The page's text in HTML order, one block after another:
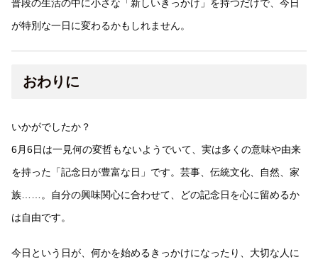
普段の生活の中に小さな「新しいきっかけ」を持つだけで、今日
が特別な一日に変わるかもしれません。
おわりに
いかがでしたか？
6月6日は一見何の変哲もないようでいて、実は多くの意味や由来
を持った「記念日が豊富な日」です。芸事、伝統文化、自然、家
族……。自分の興味関心に合わせて、どの記念日を心に留めるか
は自由です。
今日という日が、何かを始めるきっかけになったり、大切な人に